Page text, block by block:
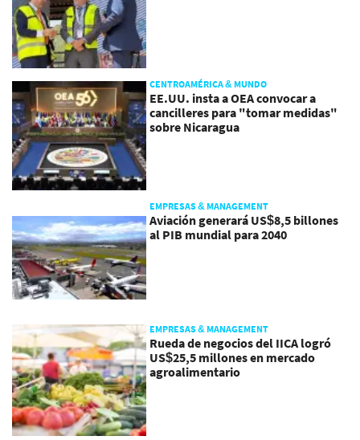
CENTROAMÉRICA & MUNDO
EE.UU. insta a OEA convocar a
cancilleres para "tomar medidas"
sobre Nicaragua
EMPRESAS & MANAGEMENT
Aviación generará US$8,5 billones
al PIB mundial para 2040
EMPRESAS & MANAGEMENT
Rueda de negocios del IICA logró
US$25,5 millones en mercado
agroalimentario